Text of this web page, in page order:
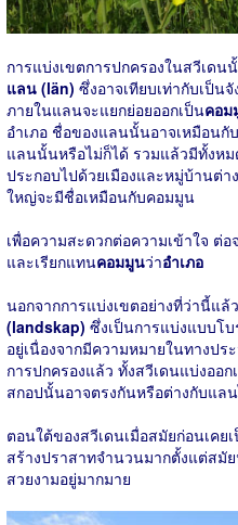
การแบ่งเขตการปกครองในสวีเด
แลน (län) ซึ่งอาจเทียบเท่ากับเป็
ภายในแลนจะแยกย่อยออกเป็นคอม
อำเภอ ชื่อของแลนนั้นอาจเหมือน
แลนนั้นหรือไม่ก็ได้ รวมแล้วมีทั้งห
ประกอบไปด้วยเมืองและหมู่บ้านต่
ใหญ่จะมีชื่อเหมือนกับคอมมูน
เพื่อความสะดวกต่อความเข้าใจ ต่
และเรียกแทนคอมมูนว่าอำเภอ
นอกจากการแบ่งเขตอย่างที่ว่านี้แล้
(landskap) ซึ่งเป็นการแบ่งแบบโ
อยู่เนื่องจากมีความหมายในทางป
การปกครองแล้ว ทั้งสวีเดนแบ่งอ
สกอปนั้นอาจตรงกันหรือต่างกับแล
ตอนใต้ของสวีเดนเมื่อสมัยก่อนเค
สร้างปราสาทจำนวนมากตั้งแต่สมั
สวยงามอยู่มากมาย